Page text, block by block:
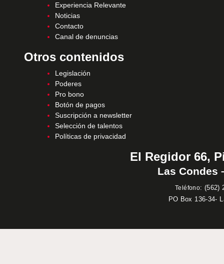
Experiencia Relevante
Noticias
Contacto
Canal de denuncias
Otros contenidos
Legislación
Poderes
Pro bono
Botón de pagos
Suscripción a newsletter
Selección de talentos
Políticas de privacidad
El Regidor 66,
Las Condes
Teléfono: (562)
PO Box 136-34-